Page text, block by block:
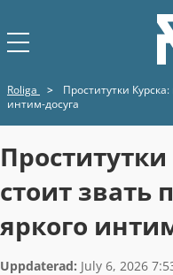
Roliga >
Проститутки
интим-досуга
стоит звать
яркого
Uppdaterad: July 6, 2026